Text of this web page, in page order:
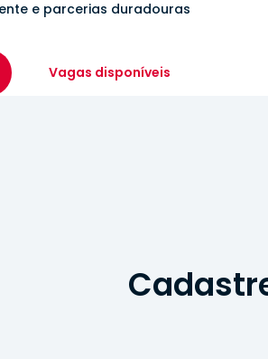
e parcerias duradouras
Vagas disponíveis